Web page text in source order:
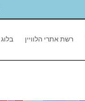
רשת אתרי הלוויין בלוג